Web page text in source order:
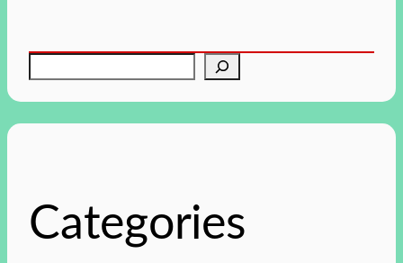
aCategories